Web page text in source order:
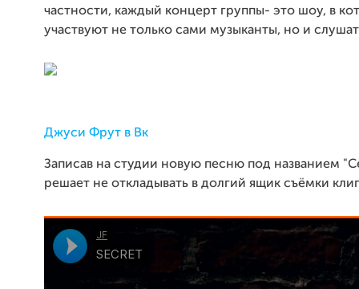
частности, каждый концерт группы- это шоу, в
участвуют не только сами музыканты, но и
Джуси Фрут в Вк
Записав на студии новую песню под названием
решает не откладывать в долгий ящик съёмки